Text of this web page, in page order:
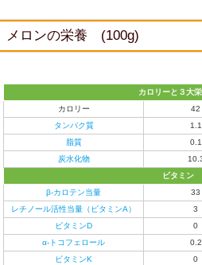
メロンの栄養 (100g)
カロリーと ３大
カロリー
42
タンパク質
1.1
脂質
0.1
炭水化物
ビタミン
β-カロテン当量
33
レチノール活性当量（ビタミンA）
3
ビタミンD
0
α-トコフェロール
0.2
ビタミンK
0